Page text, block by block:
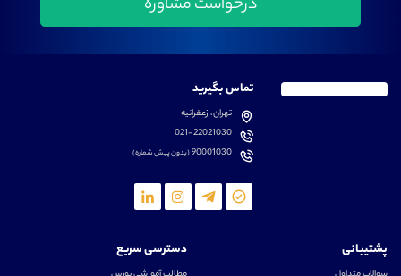
تماس بگیرید
تهران، زعفرانیه
021-22021030
90001030(بدون پیش شماره)
پشتیبانی دسترسی سریع